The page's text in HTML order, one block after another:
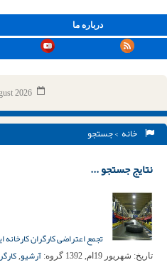
درباره ما
2026
خانه > جستجو
نتایج جستجو ...
تجمع اعتراضی کارگران کارخانه
تاریخ: شهریور 19ام, 1392 گروه: آرشیو,